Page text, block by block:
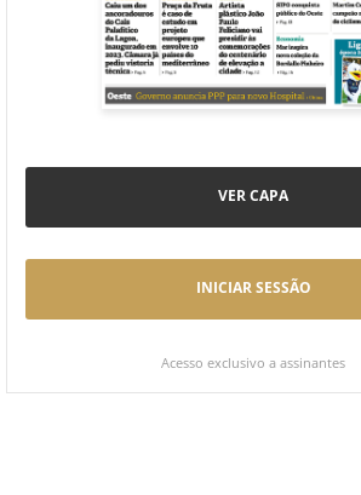
VER CAPA
INICIAR SESSÃO
Acesso exclusivo a assinantes